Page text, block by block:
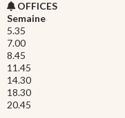
OFFICES
Semaine
5.35
7.00
8.45
11.45
14.30
18.30
20.45